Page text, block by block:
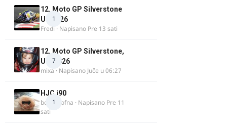
1
12. Moto GP Silverstone
UK 2026
Fredi · Napisano Pre 13 sati
7
12. Moto GP Silverstone,
UK, 2026
mixa · Napisano Juče u 06:27
1
HJC i90
bobi_krofna · Napisano Pre 11
sati